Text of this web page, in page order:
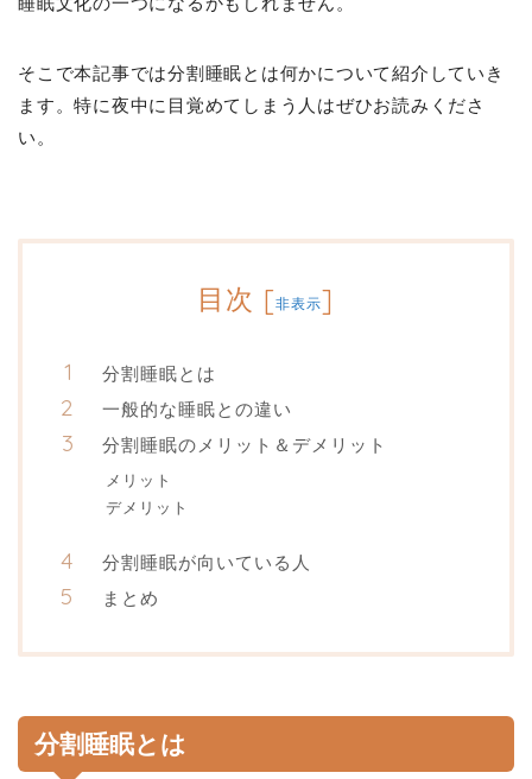
そこで本記事では分割睡眠とは何かについて紹介していき
ます。特に夜中に目覚めてしまう人はぜひお読みくださ
い。
目次 [非表示]
分割睡眠とは
一般的な睡眠との違い
分割睡眠のメリット＆デメリット
メリット
デメリット
分割睡眠が向いている人
まとめ
分割睡眠とは